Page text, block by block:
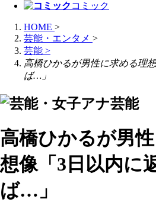
コミック
HOME >
芸能・エンタメ >
芸能 >
高橋ひかるが男性に求める理
ば…」
芸能
高橋ひかるが男
想像「3日以内に
ば…」